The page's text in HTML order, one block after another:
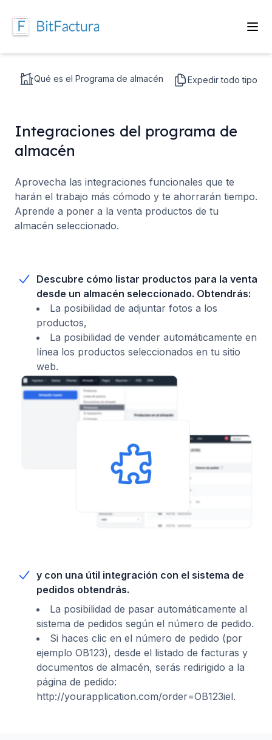
Qué es el Programa de almacén Expedir todo tipo
Integraciones del programa de
almacén
Aprovecha las integraciones funcionales que te
harán el trabajo más cómodo y te ahorrarán tiempo.
Aprende a poner a la venta productos de tu
almacén seleccionado.
Descubre cómo listar productos para la venta
desde un almacén seleccionado. Obtendrás:
La posibilidad de adjuntar fotos a los
productos,
La posibilidad de vender automáticamente en
línea los productos seleccionados en tu sitio
web.
y con una útil integración con el sistema de
pedidos obtendrás.
La posibilidad de pasar automáticamente al
sistema de pedidos según el número de pedido.
Si haces clic en el número de pedido (por
ejemplo OB123), desde el listado de facturas y
documentos de almacén, serás redirigido a la
página de pedido:
http://yourapplication.com/order=OB123iel.